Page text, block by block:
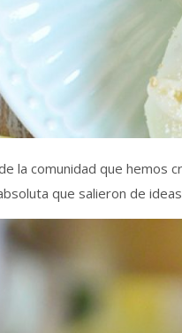
la comunidad que
que salieron de